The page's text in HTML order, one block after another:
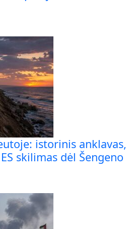
istorinis anklavas,
skilimas dėl Šengeno